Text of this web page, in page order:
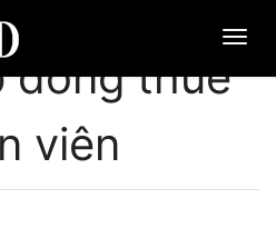
đồng thuê
viên